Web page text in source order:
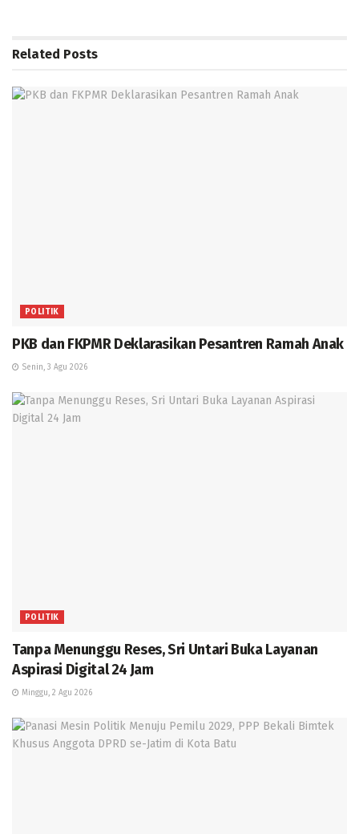
Related Posts
POLITIK
PKB dan FKPMR Deklarasikan Pesantren Ramah Anak
Senin, 3 Agu 2026
POLITIK
Tanpa Menunggu Reses, Sri Untari Buka Layanan
Aspirasi Digital 24 Jam
Minggu, 2 Agu 2026